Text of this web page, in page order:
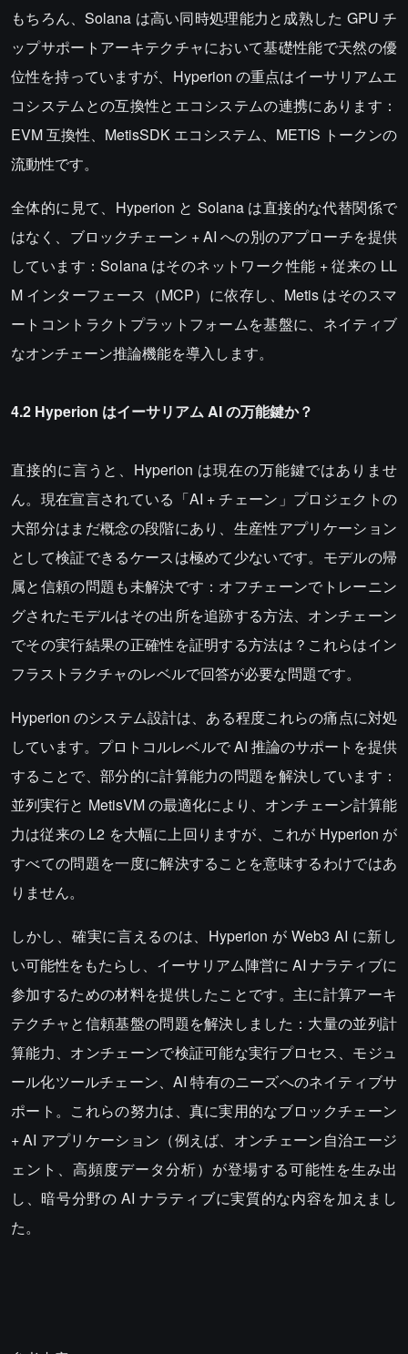
もちろん、Solana は高い同時処理能力と成熟した GPU チ
ップサポートアーキテクチャにおいて基礎性能で天然の優
位性を持っていますが、Hyperion の重点はイーサリアムエ
コシステムとの互換性とエコシステムの連携にあります：
EVM 互換性、MetisSDK エコシステム、METIS トークンの
流動性です。
全体的に見て、Hyperion と Solana は直接的な代替関係で
はなく、ブロックチェーン + AI への別のアプローチを提供
しています：Solana はそのネットワーク性能 + 従来の LL
M インターフェース（MCP）に依存し、Metis はそのスマ
ートコントラクトプラットフォームを基盤に、ネイティブ
なオンチェーン推論機能を導入します。
4.2 Hyperion はイーサリアム AI の万能鍵か？
直接的に言うと、Hyperion は現在の万能鍵ではありませ
ん。現在宣言されている「AI + チェーン」プロジェクトの
大部分はまだ概念の段階にあり、生産性アプリケーション
として検証できるケースは極めて少ないです。モデルの帰
属と信頼の問題も未解決です：オフチェーンでトレーニン
グされたモデルはその出所を追跡する方法、オンチェーン
でその実行結果の正確性を証明する方法は？これらはイン
フラストラクチャのレベルで回答が必要な問題です。
Hyperion のシステム設計は、ある程度これらの痛点に対処
しています。プロトコルレベルで AI 推論のサポートを提供
することで、部分的に計算能力の問題を解決しています：
並列実行と MetisVM の最適化により、オンチェーン計算能
力は従来の L2 を大幅に上回りますが、これが Hyperion が
すべての問題を一度に解決することを意味するわけではあ
りません。
しかし、確実に言えるのは、Hyperion が Web3 AI に新し
い可能性をもたらし、イーサリアム陣営に AI ナラティブに
参加するための材料を提供したことです。主に計算アーキ
テクチャと信頼基盤の問題を解決しました：大量の並列計
算能力、オンチェーンで検証可能な実行プロセス、モジュ
ール化ツールチェーン、AI 特有のニーズへのネイティブサ
ポート。これらの努力は、真に実用的なブロックチェーン
+ AI アプリケーション（例えば、オンチェーン自治エージ
ェント、高頻度データ分析）が登場する可能性を生み出
し、暗号分野の AI ナラティブに実質的な内容を加えまし
た。